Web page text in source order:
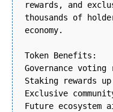
rewards, and
thousands of
economy.
Token Benefits:
Governance
Staking rewards up
Exclusive
Future ecosystem